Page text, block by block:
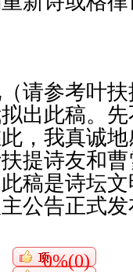
请参考叶
出此稿。
，我真诚
提诗友和
稿是诗坛
公告正式
0%(0)